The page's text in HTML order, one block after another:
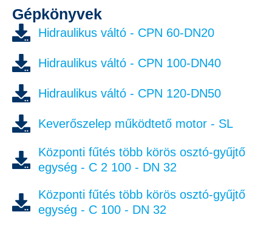
Gépkönyvek
Hidraulikus váltó - CPN 60-DN20
Hidraulikus váltó - CPN 100-DN40
Hidraulikus váltó - CPN 120-DN50
Keverőszelep működtető motor - SL
Központi fűtés több körös osztó-gyűjtő
egység - C 2 100 - DN 32
Központi fűtés több körös osztó-gyűjtő
egység - C 100 - DN 32